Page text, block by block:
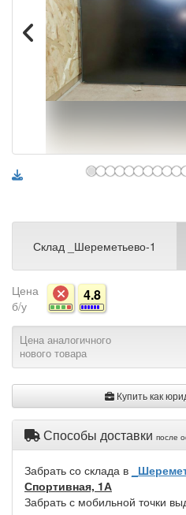
Склад _Шереметьево-1
Цена
б/у
4.8
Цена аналогичного
нового товара
Купить как
Способы доставки после
Забрать со склада в
Спортивная, 1А
Забрать с мобильной точки